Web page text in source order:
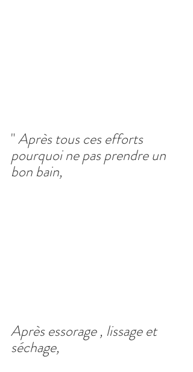
" Après tous ces efforts
pourquoi ne pas prendre un
bon bain,
Après essorage , lissage et
séchage,